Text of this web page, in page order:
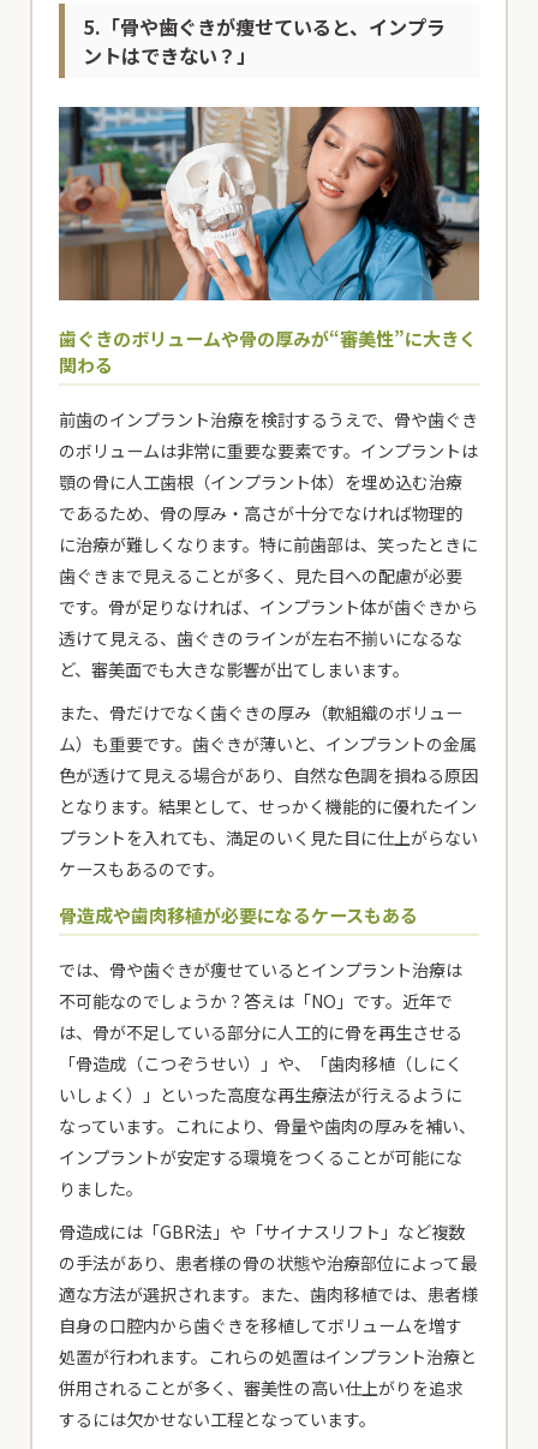
5.「骨や歯ぐきが痩せていると、インプラ
ントはできない？」
歯ぐきのボリュームや骨の厚みが“審美性”に大きく
関わる
前歯のインプラント治療を検討するうえで、骨や歯ぐき
のボリュームは非常に重要な要素です。インプラントは
顎の骨に人工歯根（インプラント体）を埋め込む治療
であるため、骨の厚み・高さが十分でなければ物理的
に治療が難しくなります。特に前歯部は、笑ったときに
歯ぐきまで見えることが多く、見た目への配慮が必要
です。骨が足りなければ、インプラント体が歯ぐきから
透けて見える、歯ぐきのラインが左右不揃いになるな
ど、審美面でも大きな影響が出てしまいます。
また、骨だけでなく歯ぐきの厚み（軟組織のボリュー
ム）も重要です。歯ぐきが薄いと、インプラントの金属
色が透けて見える場合があり、自然な色調を損ねる原因
となります。結果として、せっかく機能的に優れたイン
プラントを入れても、満足のいく見た目に仕上がらない
ケースもあるのです。
骨造成や歯肉移植が必要になるケースもある
では、骨や歯ぐきが痩せているとインプラント治療は
不可能なのでしょうか？答えは「NO」です。近年で
は、骨が不足している部分に人工的に骨を再生させる
「骨造成（こつぞうせい）」や、「歯肉移植（しにく
いしょく）」といった高度な再生療法が行えるように
なっています。これにより、骨量や歯肉の厚みを補い、
インプラントが安定する環境をつくることが可能にな
りました。
骨造成には「GBR法」や「サイナスリフト」など複数
の手法があり、患者様の骨の状態や治療部位によって最
適な方法が選択されます。また、歯肉移植では、患者様
自身の口腔内から歯ぐきを移植してボリュームを増す
処置が行われます。これらの処置はインプラント治療と
併用されることが多く、審美性の高い仕上がりを追求
するには欠かせない工程となっています。